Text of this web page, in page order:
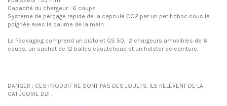
Capacité du chargeur : 6 coups
Systeme de perçage rapide de la capsule CO2 par un petit choc sous la
poignée avec la paume de la main.
Le Packaging comprend un pistolet GS 50, 2 chargeurs amovibles de 6
coups, un sachet de 12 balles caoutchouc et un holster de ceinture.
DANGER : CES PRODUIT NE SONT PAS DES JOUETS. ILS RELÈVENT DE LA
CATÉGORIE D2I .